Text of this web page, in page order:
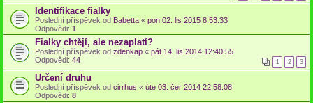
Identifikace fialky
Poslední příspěvek od Babetta « pon 02. lis 2015 8:53:33
Odpovědi: 1
Fialky chtějí, ale nezaplatí?
Poslední příspěvek od zdenkap « pát 14. lis 2014 12:40:55
Odpovědi: 44 1 2 3
Určení druhu
Poslední příspěvek od cirrhus « úte 03. čer 2014 22:58:08
Odpovědi: 8